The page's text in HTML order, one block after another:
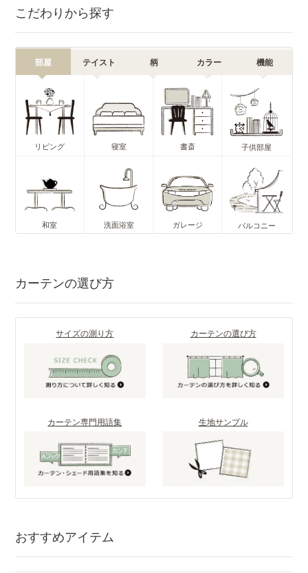
こだわりから探す
部屋 テイスト 柄 カラー 機能
リビング 寝室 書斎 子供部屋
和室 洗面浴室 ガレージ バルコニー
カーテンの選び方
サイズの測り方 カーテンの選び方
カーテン専門用語集 生地サンプル
おすすめアイテム